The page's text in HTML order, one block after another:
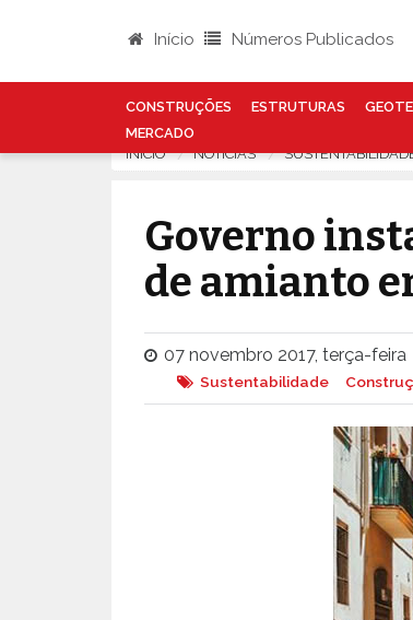
Início Números Publicados
CONSTRUÇÕES ESTRUTURAS
MERCADO
INÍCIO NOTÍCIAS
Governo
de amianto
07 novembro 2017, terça-feira
Sustentabilidade